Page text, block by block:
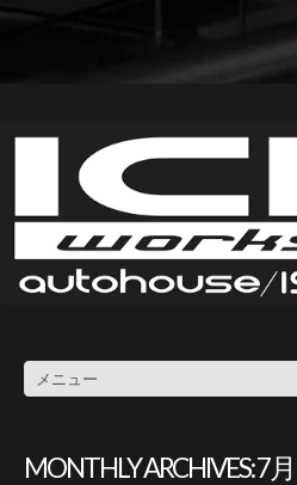
MONTHLY ARCHIVES:7